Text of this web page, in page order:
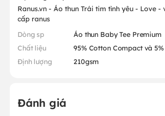
Ranus.vn - Áo thun Trái tim tình yêu - Love
cấp ranus
Dòng sp
Áo thun Baby Tee Premium
Chất liệu
95% Cotton Compact và
Định lượng
210gsm
Đánh giá